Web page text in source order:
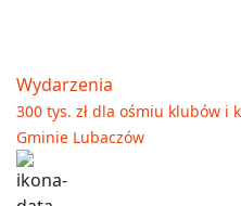
Wydarzenia
300 tys. zł dla ośmiu klubów i
Gminie Lubaczów